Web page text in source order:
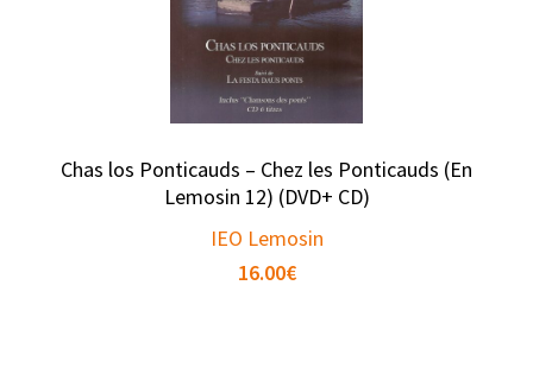
Chas los Ponticauds – Chez les Ponticauds (En
Lemosin 12) (DVD+ CD)
IEO Lemosin
16.00€